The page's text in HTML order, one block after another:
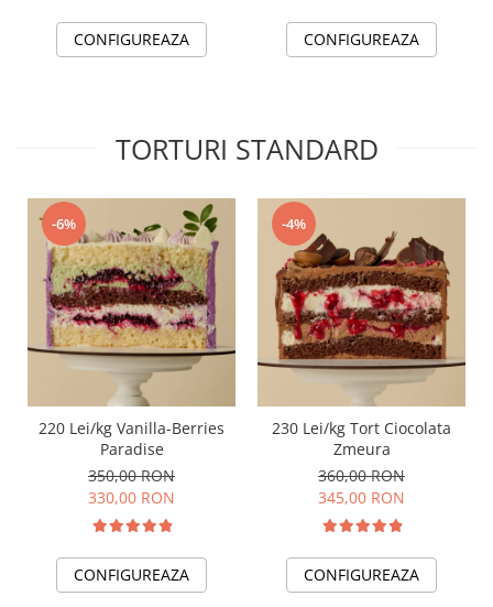
CONFIGUREAZA CONFIGUREAZA
TORTURI STANDARD
-6%
220 Lei/kg Vanilla-Berries
Paradise
350,00 RON
330,00 RON
CONFIGUREAZA
-4%
230 Lei/kg Tort Ciocolata
Zmeura
360,00 RON
345,00 RON
CONFIGUREAZA